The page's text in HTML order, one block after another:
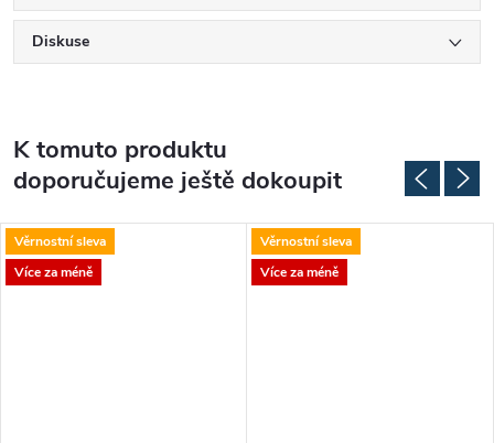
Diskuse
K tomuto produktu
doporučujeme ještě dokoupit
Věrnostní sleva
Více za méně
Věrnostní sleva
Více za méně